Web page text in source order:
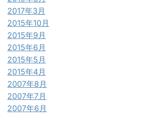
2017年3月
2015年10月
2015年9月
2015年6月
2015年5月
2015年4月
2007年8月
2007年7月
2007年6月